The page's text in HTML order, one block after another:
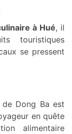
à Hué, il
touristiques
se pressent
Dong Ba est
en quête
alimentaire